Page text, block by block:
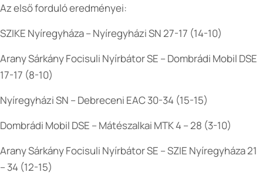
Az első forduló eredményei:
SZIKE Nyíregyháza – Nyíregyházi SN 27-17 (14-10)
Arany Sárkány Focisuli Nyírbátor SE – Dombrádi Mobil DSE
17-17 (8-10)
Nyíregyházi SN – Debreceni EAC 30-34 (15-15)
Dombrádi Mobil DSE – Mátészalkai MTK 4 – 28 (3-10)
Arany Sárkány Focisuli Nyírbátor SE – SZIE Nyíregyháza 21
– 34 (12-15)